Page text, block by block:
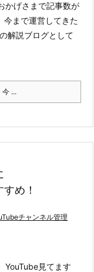
かげさまで記事数が
まで運営してきた
解説ブログとして
...
め！
チャンネル管理
YouTube見てます